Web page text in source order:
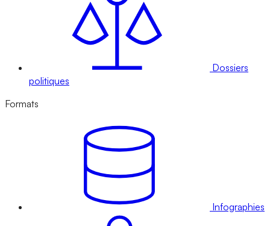
Dossiers
politiques
Formats
Infographies